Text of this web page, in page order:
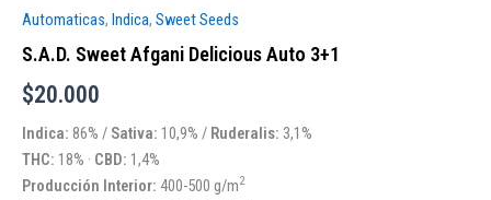
Automaticas, Indica, Sweet Seeds
S.A.D. Sweet Afgani Delicious Auto 3+1
$20.000
Indica: 86% / Sativa: 10,9% / Ruderalis: 3,1%
THC: 18% · CBD: 1,4%
Producción Interior: 400-500 g/m2